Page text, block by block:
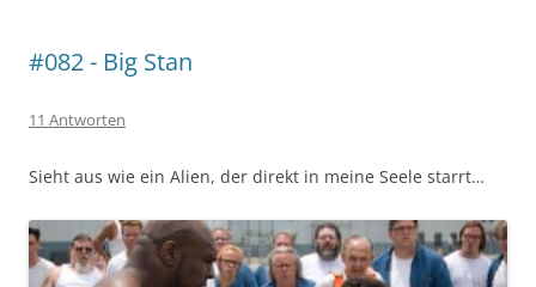
#082 - Big Stan
11 Antworten
Sieht aus wie ein Alien, der direkt in meine Seele starrt…